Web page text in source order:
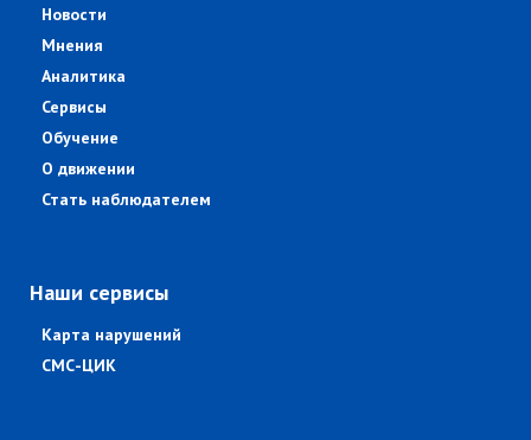
Новости
Мнения
Аналитика
Сервисы
Обучение
О движении
Стать наблюдателем
Наши сервисы
Карта нарушений
СМС-ЦИК